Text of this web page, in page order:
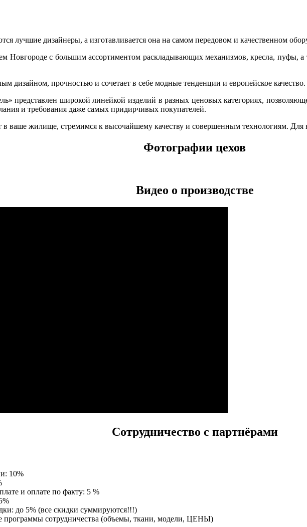
лучшие дизайнеры, а изготавливается она на самом передовом и качественном
Новгороде с большим ассортиментом раскладывающих механизмов, кресла, пуфы,
дизайном, прочностью и сочетает в себе модные тенденции и европейское качество.
представлен широкой линейкой изделий в разных ценовых категориях,
и требования даже самых придирчивых покупателей.
ваше жилище, стремимся к высочайшему качеству и совершенным технологиям. Для
Фотографии цехов
Видео о производстве
Сотрудничество с партнёрами
10%
и оплате по факту: 5 %
до 5% (все скидки суммируются!!!)
программы сотрудничества (объемы, ткани, модели, ЦЕНЫ)